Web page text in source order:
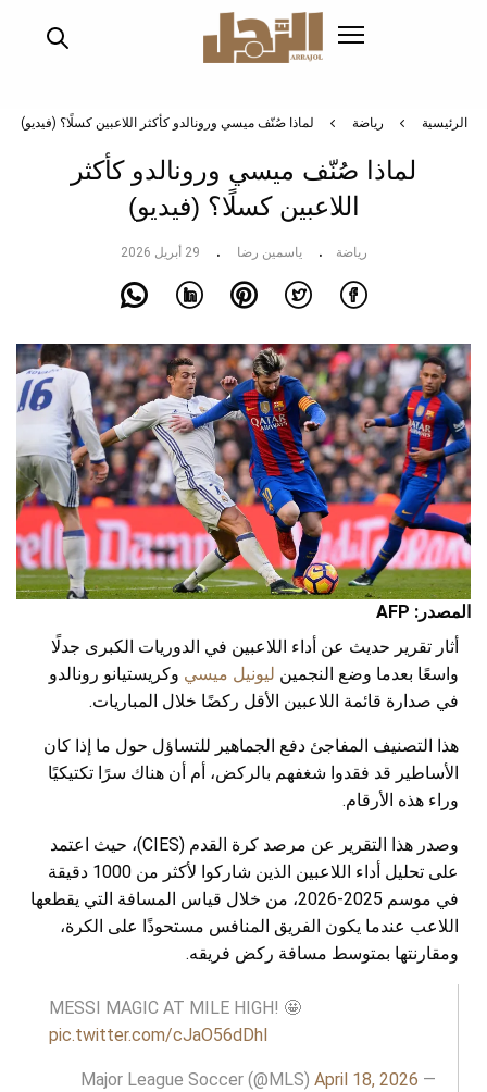
الرئيسية رياضة لماذا صُنّف ميسي ورونالدو كأكثر اللاعبين كسلًا؟ (فيديو)
لماذا صُنّف ميسي ورونالدو كأكثر
اللاعبين كسلًا؟ (فيديو)
رياضة ياسمين رضا 29 أبريل 2026
المصدر: AFP
أثار تقرير حديث عن أداء اللاعبين في الدوريات الكبرى جدلًا
واسعًا بعدما وضع النجمين ليونيل ميسي وكريستيانو رونالدو
في صدارة قائمة اللاعبين الأقل ركضًا خلال المباريات.
هذا التصنيف المفاجئ دفع الجماهير للتساؤل حول ما إذا كان
الأساطير قد فقدوا شغفهم بالركض، أم أن هناك سرًا تكتيكيًا
وراء هذه الأرقام.
وصدر هذا التقرير عن مرصد كرة القدم (CIES)، حيث اعتمد
على تحليل أداء اللاعبين الذين شاركوا لأكثر من 1000 دقيقة
في موسم 2025-2026، من خلال قياس المسافة التي يقطعها
اللاعب عندما يكون الفريق المنافس مستحوذًا على الكرة،
ومقارنتها بمتوسط مسافة ركض فريقه.
MESSI MAGIC AT MILE HIGH! 🤩
pic.twitter.com/cJaO56dDhI
— Major League Soccer (@MLS)
April 18, 2026